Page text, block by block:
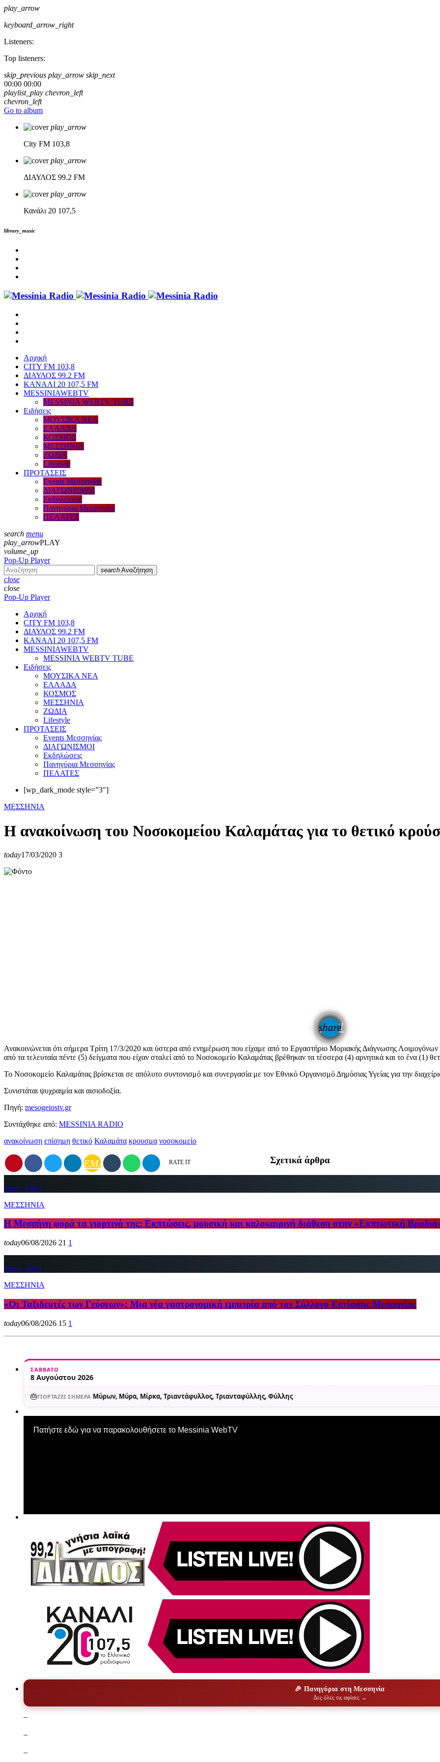
play_arrow
keyboard_arrow_right
Listeners:
Top listeners:
skip_previous play_arrow skip_next
00:00 00:00
playlist_play chevron_left
chevron_left
Go to album
play_arrow
City FM 103,8
play_arrow
ΔΙΑΥΛΟΣ 99.2 FM
play_arrow
Κανάλι 20 107,5
library_music
Αρχική
CITY FM 103,8
ΔΙΑΥΛΟΣ 99.2 FM
ΚΑΝΑΛΙ 20 107,5 FM
MESSINIAWEBTV
MESSINIA WEBTV TUBE
Eιδήσεις
ΜΟΥΣΙΚΑ ΝΕΑ
ΕΛΛΑΔΑ
ΚΟΣΜΟΣ
ΜΕΣΣΗΝΙΑ
ΖΩΔΙΑ
Lifestyle
ΠΡΟΤΑΣΕΙΣ
Events Μεσσηνίας
ΔΙΑΓΩΝΙΣΜΟΙ
Εκδηλώσεις
Πανηγύρια Μεσσηνίας
ΠΕΛΑΤΕΣ
search menu
play_arrowPLAY
volume_up
Pop-Up Player
search Αναζήτηση
close
close
Pop-Up Player
Αρχική
CITY FM 103,8
ΔΙΑΥΛΟΣ 99.2 FM
ΚΑΝΑΛΙ 20 107,5 FM
MESSINIAWEBTV
MESSINIA WEBTV TUBE
Eιδήσεις
ΜΟΥΣΙΚΑ ΝΕΑ
ΕΛΛΑΔΑ
ΚΟΣΜΟΣ
ΜΕΣΣΗΝΙΑ
ΖΩΔΙΑ
Lifestyle
ΠΡΟΤΑΣΕΙΣ
Events Μεσσηνίας
ΔΙΑΓΩΝΙΣΜΟΙ
Εκδηλώσεις
Πανηγύρια Μεσσηνίας
ΠΕΛΑΤΕΣ
[wp_dark_mode style=”3″]
ΜΕΣΣΗΝΙΑ
Η ανακοίνωση του Νοσοκομείου Καλαμάτας για το θετικό
today17/03/2020 3
share
email
Ανακοινώνεται ότι σήμερα Τρίτη 17/3/2020 και ύστερα από ενημέρωση που είχαμε από το Εργαστήριο Μοριακής Διάγνωσης
από τα τελευταία πέντε (5) δείγματα που είχαν σταλεί από το Νοσοκομείο Καλαμάτας βρέθηκαν τα τέσσερα (4) αρνητικά και το ένα (1)
Το Νοσοκομείο Καλαμάτας βρίσκεται σε απόλυτο συντονισμό και συνεργασία με τον Εθνικό Οργανισμό Δημόσιας Υγείας για την
Συνιστάται ψυχραιμία και αισιοδοξία.
Πηγή: mesogeiostv.gr
Συντάχθηκε από: MESSINIA RADIO
ανακοίνωση επίσημη θετικό Καλαμάτα κρουσμα νοσοκομείο
EMAIL RATE IT Σχετικά άρθρα
insert_link 1
ΜΕΣΣΗΝΙΑ
Η Μεσσήνη φορά τα γιορτινά της: Εκπτώσεις, μουσική και καλοκαιρινή διάθεση στην «Εκπτωτική
today06/08/2026 21 1
insert_link 1
ΜΕΣΣΗΝΙΑ
«Οι Ταξιδευτές των Γεύσεων»: Μια νέα γαστρονομική εμπειρία από τον Σύλλογο Εστίασης Μεσσηνίας
today06/08/2026 15 1
ΣΆΒΒΑΤΟ
8 Αυγούστου 2026
🎂ΓΙΟΡΤΆΖΕΙ ΣΉΜΕΡΑ Μύρων, Μύρα, Μίρκα, Τριαντάφυλλος, Τριανταφύλλης, Φύλλης
Πατήστε εδώ για να παρακολουθήσετε το Messinia WebTV
🎉 Πανηγύρια στη Μεσσηνία
Δες όλες τις αφίσες →
–
–
–